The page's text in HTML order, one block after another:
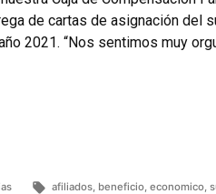
de cartas de asignación del
2021. “Nos sentimos muy
afiliados beneficio ,economico ,